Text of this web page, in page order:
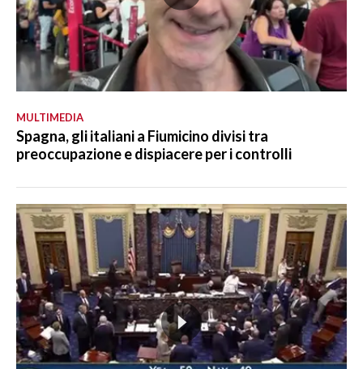
MULTIMEDIA
Spagna, gli italiani a Fiumicino divisi tra
preoccupazione e dispiacere per i controlli